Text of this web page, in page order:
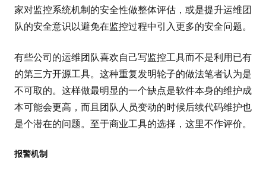
家对监控系统机制的安全性做整体评估，或是提升运维团
队的安全意识以避免在监控过程中引入更多的安全问题。
有些公司的运维团队喜欢自己写监控工具而不是利用已有
的第三方开源工具。这种重复发明轮子的做法笔者认为是
不可取的。这样做最明显的一个缺点是软件本身的维护成
本可能会更高，而且团队人员变动的时候后续代码维护也
是个潜在的问题。至于商业工具的选择，这里不作评价。
报警机制